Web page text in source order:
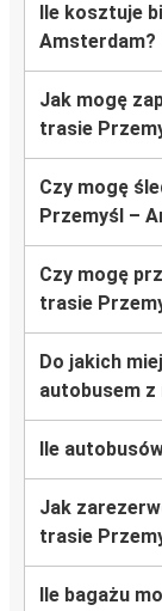
Ile kosztuje
Amsterdam?
Jak mogę
trasie
Czy mogę
Przemyśl –
Czy mogę
trasie
Do jakich
autobusem
Ile
Jak
trasie
Ile bagażu